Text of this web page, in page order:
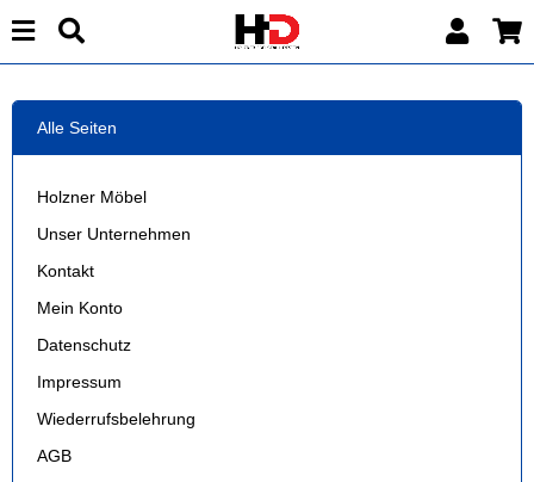
Alle Seiten
Holzner Möbel
Unser Unternehmen
Kontakt
Mein Konto
Datenschutz
Impressum
Wiederrufsbelehrung
AGB